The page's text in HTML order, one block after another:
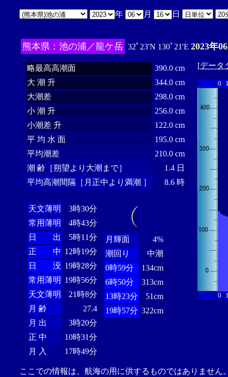
年 月 日
熊本県：池の浦／龍ケ岳 32ﾟ23'N 130ﾟ21'E 2023年
略最高高潮面
390.0 cm
大 潮 升
344.0 cm
大潮差
298.0 cm
小 潮 升
256.0 cm
小潮差 升
122.0 cm
平 均 水 面
195.0 cm
平均潮差
210.0 cm
潮 齢［朔望より大潮まで］
1.4 日
平均高潮間隔［月正中より満潮 ］
8.6 時
天文薄明
3時30分
常用薄明
4時43分
日 出
5時11分
正 中 12時19分
日 没 19時28分
常用薄明 19時56分
天文薄明
21時8分
月 齢
27.4
月 出
3時20分
正 中
10時31分
月 入
17時49分
月輝面
4%
潮回り
中潮
0時59分
134cm
6時50分
313cm
13時23分
51cm
19時57分 322cm
[データ
0
0
ここでの情報は、航海の用に供するものではありませ